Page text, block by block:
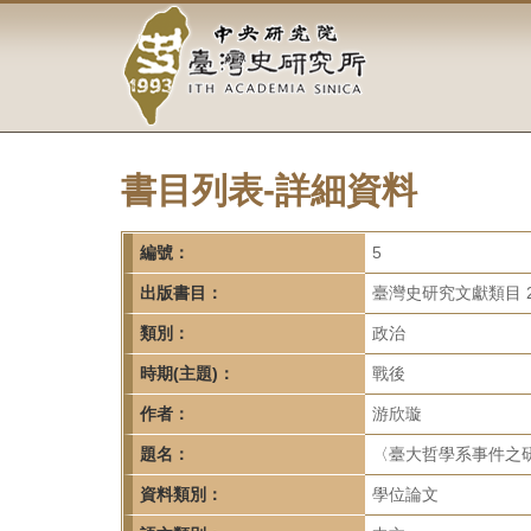
容
中
央
研
究
院-
臺
灣
史
研
究
所-
書目列表-詳細資料
編號： 5
出版書目： 臺灣史研究文獻類目
類別： 政治
時期(主題)： 戰後
作者： 游欣璇
題名： 〈臺大哲學系事件
資料類別： 學位論文